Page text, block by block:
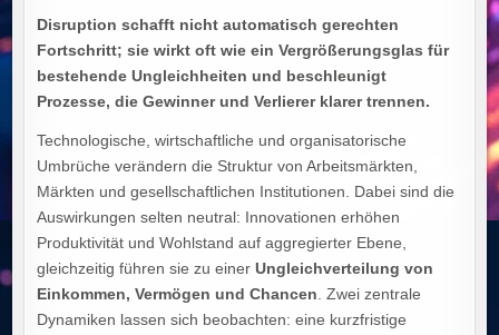
Disruption schafft nicht automatisch gerechten
Fortschritt; sie wirkt oft wie ein Vergrößerungsglas für
bestehende Ungleichheiten und beschleunigt
Prozesse, die Gewinner und Verlierer klarer trennen.
Technologische, wirtschaftliche und organisatorische
Umbrüche verändern die Struktur von Arbeitsmärkten,
Märkten und gesellschaftlichen Institutionen. Dabei sind die
Auswirkungen selten neutral: Innovationen erhöhen
Produktivität und Wohlstand auf aggregierter Ebene,
gleichzeitig führen sie zu einerUngleichverteilung von
Einkommen, Vermögen und Chancen. Zwei zentrale
Dynamiken lassen sich beobachten: eine kurzfristige